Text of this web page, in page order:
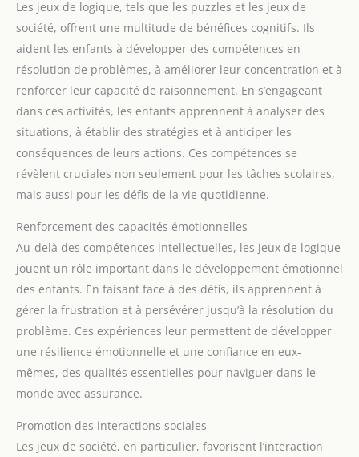
Les jeux de logique, tels que les puzzles et les jeux de
société, offrent une multitude de bénéfices cognitifs. Ils
aident les enfants à développer des compétences en
résolution de problèmes, à améliorer leur concentration et à
renforcer leur capacité de raisonnement. En s’engageant
dans ces activités, les enfants apprennent à analyser des
situations, à établir des stratégies et à anticiper les
conséquences de leurs actions. Ces compétences se
révèlent cruciales non seulement pour les tâches scolaires,
mais aussi pour les défis de la vie quotidienne.
Renforcement des capacités émotionnelles
Au-delà des compétences intellectuelles, les jeux de logique
jouent un rôle important dans le développement émotionnel
des enfants. En faisant face à des défis, ils apprennent à
gérer la frustration et à persévérer jusqu’à la résolution du
problème. Ces expériences leur permettent de développer
une résilience émotionnelle et une confiance en eux-
mêmes, des qualités essentielles pour naviguer dans le
monde avec assurance.
Promotion des interactions sociales
Les jeux de société, en particulier, favorisent l’interaction